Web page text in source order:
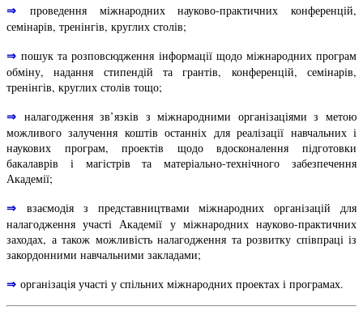
⇒
проведення міжнародних науково-практичних конференцій,
семінарів, тренінгів, круглих столів;
⇒ пошук та розповсюдження інформації щодо міжнародних програм
обміну, надання стипендій та грантів, конференцій, семінарів,
тренінгів, круглих столів тощо;
⇒ налагодження зв’язків з міжнародними організаціями з метою
можливого залучення коштів останніх для реалізації навчальних і
наукових програм, проектів щодо вдосконалення підготовки
бакалаврів і магістрів та матеріально-технічного забезпечення
Академії;
⇒
взаємодія з представництвами міжнародних організацій для
налагодження участі Академії у міжнародних науково-практичних
заходах, а також можливість налагодження та розвитку співпраці із
закордонними навчальними закладами;
⇒ організація участі у спільних міжнародних проектах і програмах.